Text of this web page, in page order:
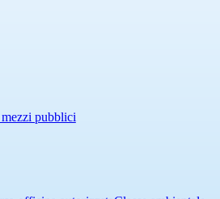
pubblici